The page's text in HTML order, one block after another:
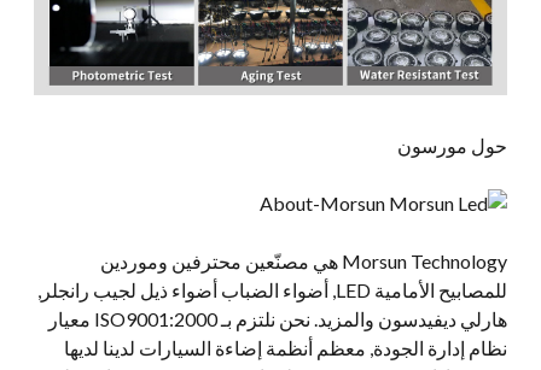
حول مورسون
Morsun Technology هي مصنّعين محترفين وموردين
للمصابيح الأمامية LED, أضواء الضباب أضواء ذيل لجيب رانجلر,
هارلي ديفيدسون والمزيد. نحن نلتزم بـ ISO9001:2000 معيار
نظام إدارة الجودة, معظم أنظمة إضاءة السيارات لدينا لديها